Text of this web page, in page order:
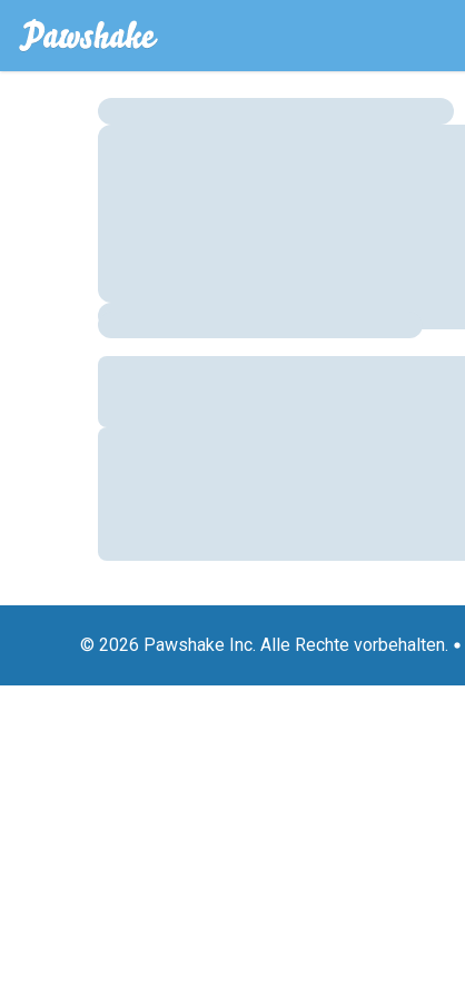
© 2026 Pawshake Inc. Alle Rechte vorbehalten.